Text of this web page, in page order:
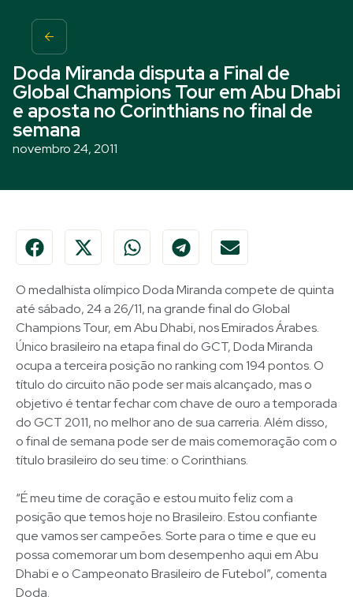
Doda Miranda disputa a Final de
Global Champions Tour em Abu Dhabi
e aposta no Corinthians no final de
semana
novembro 24, 2011
O medalhista olímpico Doda Miranda compete de quinta
até sábado, 24 a 26/11, na grande final do Global
Champions Tour, em Abu Dhabi, nos Emirados Árabes.
Único brasileiro na etapa final do GCT, Doda Miranda
ocupa a terceira posição no ranking com 194 pontos. O
título do circuito não pode ser mais alcançado, mas o
objetivo é tentar fechar com chave de ouro a temporada
do GCT 2011, no melhor ano de sua carreria. Além disso,
o final de semana pode ser de mais comemoração com o
título brasileiro do seu time: o Corinthians.
“É meu time de coração e estou muito feliz com a
posição que temos hoje no Brasileiro. Estou confiante
que vamos ser campeões. Sorte para o time e que eu
possa comemorar um bom desempenho aqui em Abu
Dhabi e o Campeonato Brasileiro de Futebol”, comenta
Doda.